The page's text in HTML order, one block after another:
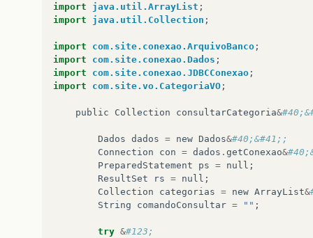
import
java.util.ArrayList ;
import
java.util.Collection ;
import com.site.conexao.ArquivoBanco ;
import
com.site.conexao.Dados ;
import
com.site.conexao.JDBCConexao ;
import
com.site.vo.CategoriaVO ;
public Collection consultarCategoria&
Dados dados = new Dados&#40;&#41;;
Connection
con = dados . getConexao&
PreparedStatement
ps = null ;
ResultSet
rs = null ;
Collection
categorias = new ArrayList&
String
comandoConsultar = "" ;
try &#123;